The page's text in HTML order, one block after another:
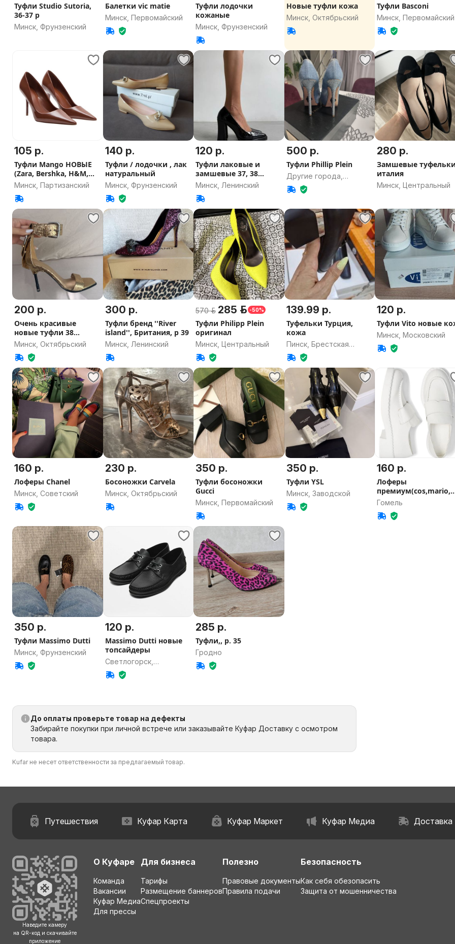
Туфли Studio Sutoria,
36-37 р
Минск, Фрунзенский
Балетки vic matie
Минск, Первомайский
Туфли лодочки
кожаные
Минск, Фрунзенский
Новые туфли кожа
Минск, Октябрьский
Туфли Basconi
Минск, Первомайский
105 р.
Туфли Mango НОВЫЕ
(Zara, Bershka, H&M,
Lime, PULL)
Минск, Партизанский
140 р.
Туфли / лодочки , лак
натуральный
Минск, Фрунзенский
120 р.
Туфли лаковые и
замшевые 37, 38
размер
Минск, Ленинский
500 р.
Туфли Phillip Plein
Другие города,
Минская область
280 р.
Замшевые
италия
Минск, Центральный
200 р.
Очень красивые
новые туфли 38
золотые босоножки
Минск, Октябрьский
300 р.
Туфли бренд ''River
island'', Британия, р 39
Минск, Ленинский
570 р. 285 р. -50%
Туфли Philipp Plein
оригинал
Минск, Центральный
139.99 р.
Туфельки Турция,
кожа
Пинск, Брестская
область
120 р.
Туфли Vito новые
Минск, Московский
160 р.
Лоферы Chanel
Минск, Советский
230 р.
Босоножки Carvela
Минск, Октябрьский
350 р.
Туфли босоножки
Gucci
Минск, Первомайский
350 р.
Туфли YSL
Минск, Заводской
160 р.
Лоферы
ssimo,ekonika,Inka)
Гомель
350 р.
Туфли Massimo Dutti
Минск, Фрунзенский
120 р.
Massimo Dutti новые
топсайдеры
Светлогорск,
Гомельская область
285 р.
Туфли,, р. 35
Гродно
До оплаты проверьте товар на дефекты
Забирайте покупки при личной встрече или заказывайте Куфар Доставку с осмотром
товара.
Kufar не несет ответственности за предлагаемый товар.
Путешествия Куфар Карта Куфар Маркет Куфар Медиа Доставка
Наведите камеру
на QR-код и скачивайте
приложение
О Куфаре
Команда
Вакансии
Куфар Медиа
Для прессы
Для бизнеса
Тарифы
Размещение баннеров
Спецпроекты
Полезно
Правовые документы
Правила подачи
Безопасность
Как себя обезопасить
Защита от мошенничества